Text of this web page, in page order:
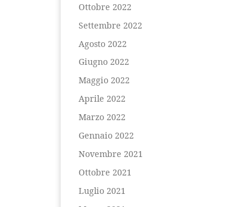
Ottobre 2022
Settembre 2022
Agosto 2022
Giugno 2022
Maggio 2022
Aprile 2022
Marzo 2022
Gennaio 2022
Novembre 2021
Ottobre 2021
Luglio 2021